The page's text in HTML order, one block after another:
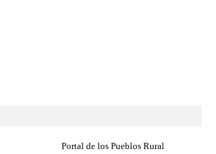
Portal de los Pueblos Rural